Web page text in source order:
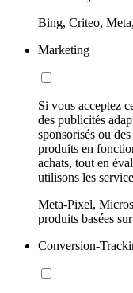
Bing, Criteo,
Marketing
Si vous acceptez
des publicités
sponsorisés ou
produits en
achats, tout en
utilisons les
Meta-Pixel,
produits basées
Conversion-